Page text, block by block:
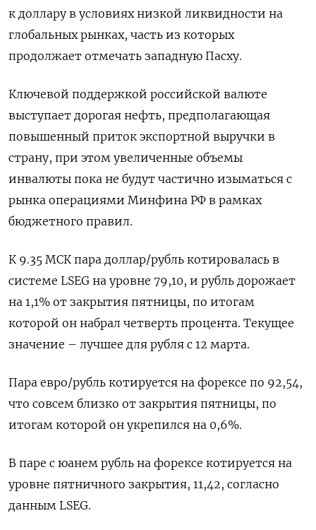
к доллару в условиях низкой ликвидности на
глобальных рынках, часть из которых
продолжает отмечать западную Пасху.
Ключевой поддержкой российской валюте
выступает дорогая нефть, предполагающая
повышенный приток экспортной выручки в
страну, ‌при этом увеличенные объемы
инвалюты пока не будут частично изыматься с
рынка операциями Минфина РФ в рамках
бюджетного правил.
К 9.35 МСК пара доллар/рубль котировалась в
системе LSEG на уровне 79,10, и рубль дорожает
на 1,1% ​от закрытия пятницы, по итогам
которой он ​набрал четверть процента. Текущее
значение – ​лучшее для рубля ⁠с 12 марта.
Пара евро/рубль котируется на форексе по 92,54,
что совсем близко ‌от закрытия пятницы, по
итогам которой он укрепился ‌на 0,6%.
В паре с юанем рубль на форексе котируется на
уровне пятничного закрытия, 11,42, согласно
данным LSEG.